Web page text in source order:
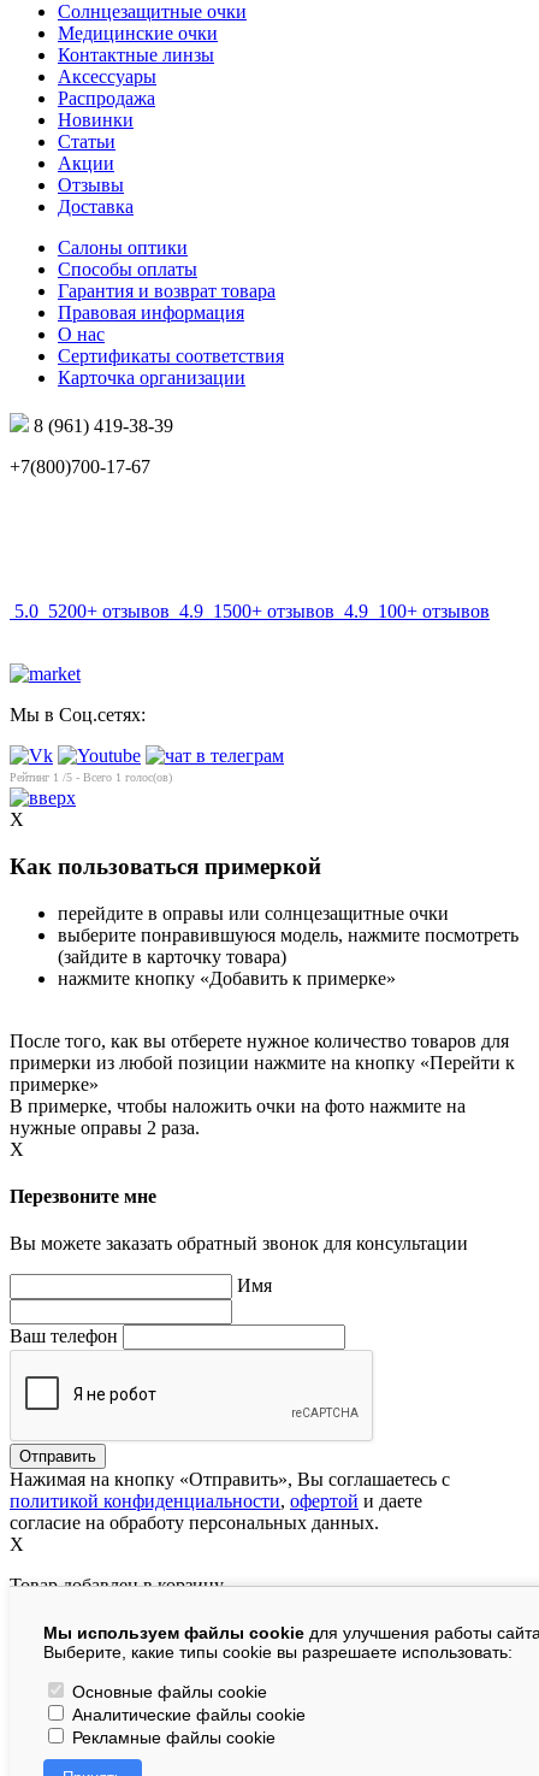
Солнцезащитные очки
Медицинские очки
Контактные линзы
Аксессуары
Распродажа
Новинки
Статьи
Акции
Отзывы
Доставка
Салоны оптики
Способы оплаты
Гарантия и возврат товара
Правовая информация
О нас
Сертификаты соответствия
Карточка организации
8 (961) 419-38-39
+7(800)700-17-67
5.0 5200+ отзывов 4.9 1500+ отзывов 4.9 100+ отзывов
Мы в Соц.сетях:
Рейтинг 1 /5 - Всего 1 голос(ов)
Мы используем файлы cookie для улучшения работы
Выберите, какие типы cookie вы разрешаете использовать:
Основные файлы cookie
Аналитические файлы cookie
Рекламные файлы cookie
X
Как пользоваться примеркой
перейдите в оправы или солнцезащитные очки
выберите понравившуюся модель, нажмите посмотреть
(зайдите в карточку товара)
нажмите кнопку «Добавить к примерке»
После того, как вы отберете нужное количество товаров для
примерки из любой позиции нажмите на кнопку «Перейти к
примерке»
В примерке, чтобы наложить очки на фото нажмите на
нужные оправы 2 раза.
X
Перезвоните мне
Вы можете заказать обратный звонок для консультации
Имя
Ваш телефон
Нажимая на кнопку «Отправить», Вы соглашаетесь с
политикой конфиденциальности, офертой и даете
согласие на обработу персональных данных.
X
Товар добавлен в корзину
В корзине:шт.
На сумму:руб.